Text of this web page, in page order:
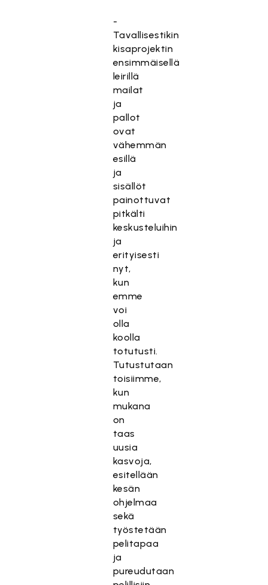
-
Tavallisestikin
kisaprojektin
ensimmäisellä
leirillä
mailat
ja
pallot
ovat
vähemmän
esillä
ja
sisällöt
painottuvat
pitkälti
keskusteluihin
ja
erityisesti
nyt,
kun
emme
voi
olla
koolla
totutusti.
Tutustutaan
toisiimme,
kun
mukana
on
taas
uusia
kasvoja,
esitellään
kesän
ohjelmaa
sekä
työstetään
pelitapaa
ja
pureudutaan